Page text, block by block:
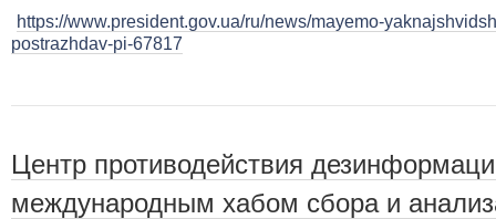
https://www.president.gov.ua/ru/news/mayemo-
postrazhdav-pi-67817
Центр противодействия
международным хабом сбора и